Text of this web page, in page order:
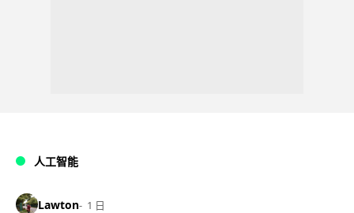
人工智能
Lawton 1 日